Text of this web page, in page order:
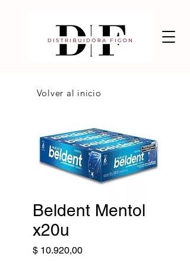
Beldent Mentol
x20u
$ 10.920,00Precio
Volver al inicio